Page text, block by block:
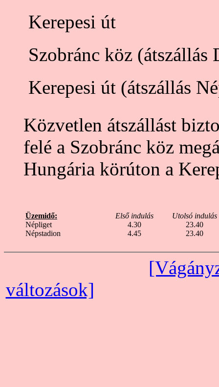
 Kerepesi út
 Szobránc köz
 Kerepesi út (átszállás
Közvetlen átszállást
felé a Szobránc köz
Hungária körúton a
Üzemidő:
Népliget
Népstadion
Első indulás
4.30
4.45
Utolsó indulás
23.40
23.40
változások]